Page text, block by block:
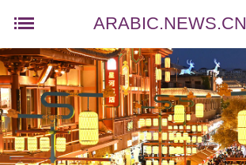
ARABIC.NEWS.CN